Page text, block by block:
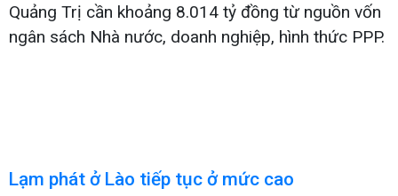
Quảng Trị cần khoảng 8.014 tỷ đồng từ nguồn vốn
ngân sách Nhà nước, doanh nghiệp, hình thức PPP.
Lạm phát ở Lào tiếp tục ở mức cao